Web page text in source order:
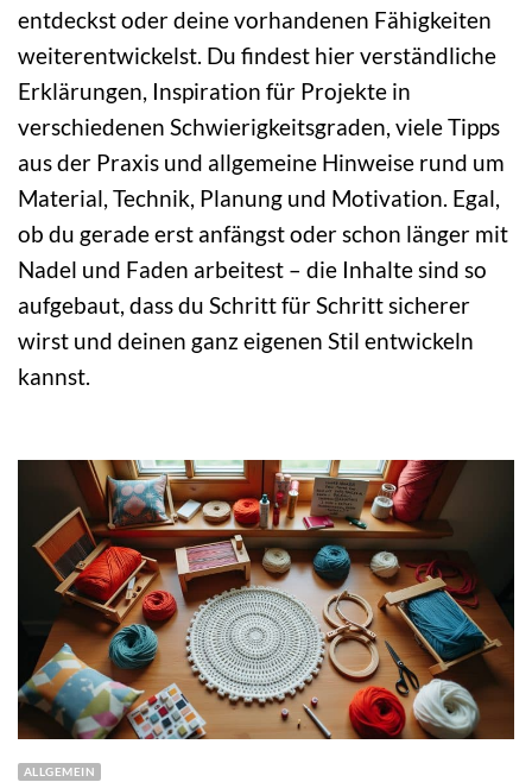
entdeckst oder deine vorhandenen Fähigkeiten
weiterentwickelst. Du findest hier verständliche
Erklärungen, Inspiration für Projekte in
verschiedenen Schwierigkeitsgraden, viele Tipps
aus der Praxis und allgemeine Hinweise rund um
Material, Technik, Planung und Motivation. Egal,
ob du gerade erst anfängst oder schon länger mit
Nadel und Faden arbeitest – die Inhalte sind so
aufgebaut, dass du Schritt für Schritt sicherer
wirst und deinen ganz eigenen Stil entwickeln
kannst.
ALLGEMEIN